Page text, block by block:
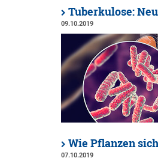
Tuberkulose:
09.10.2019
Wie Pflanzen
07.10.2019